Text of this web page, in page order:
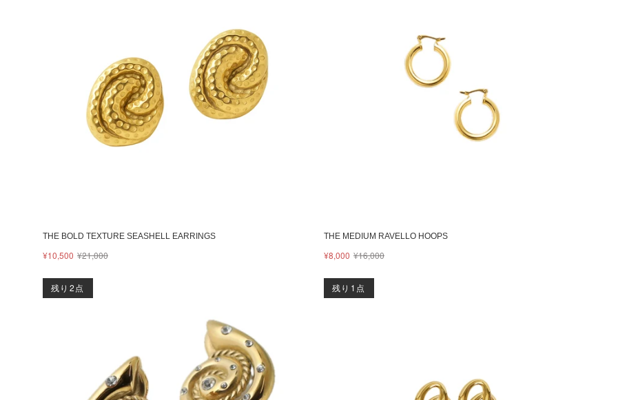
THE BOLD TEXTURE SEASHELL EARRINGS
¥10,500 ¥21,000
THE MEDIUM RAVELLO HOOPS
¥8,000 ¥16,000
残り2点 残り1点